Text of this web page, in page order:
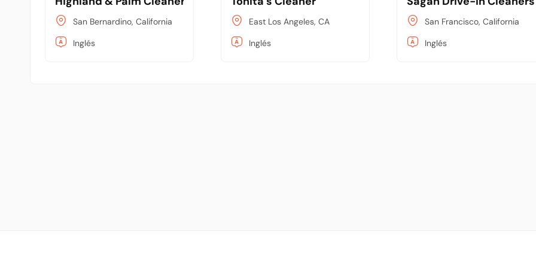
San Bernardino, California
Inglés
East Los Angeles, CA
Inglés
San Francisco, California
Inglés